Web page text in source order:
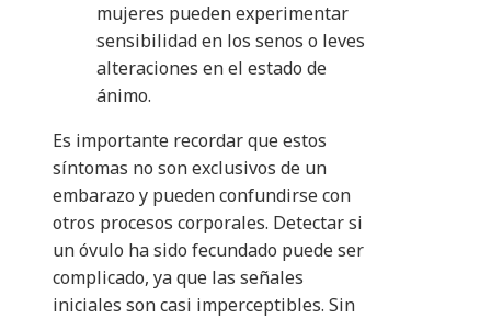
mujeres pueden experimentar
sensibilidad en los senos o leves
alteraciones en el estado de
ánimo.
Es importante recordar que estos
síntomas no son exclusivos de un
embarazo y pueden confundirse con
otros procesos corporales. Detectar si
un óvulo ha sido fecundado puede ser
complicado, ya que las señales
iniciales son casi imperceptibles. Sin